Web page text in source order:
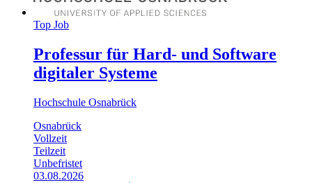
Top Job
Professur für Hard- und Software
digitaler Systeme
Hochschule Osnabrück
Osnabrück
Vollzeit
Teilzeit
Unbefristet
03.08.2026